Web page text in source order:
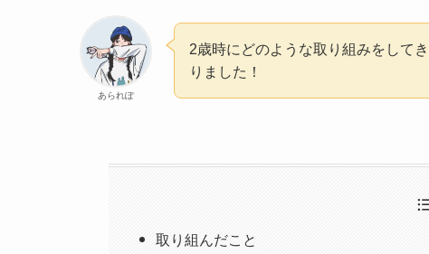
あられぽ
2歳時にどのような取り組みをして
りました！
取り組んだこと